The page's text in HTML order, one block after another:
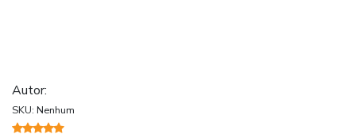
Autor:
SKU: Nenhum